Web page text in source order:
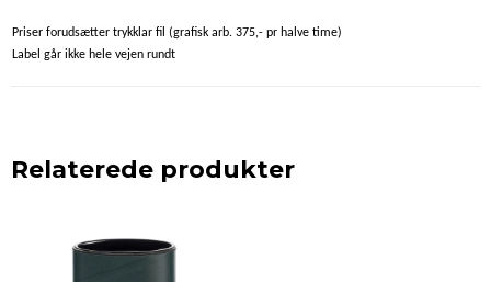
Priser forudsætter trykklar fil (grafisk arb. 375,- pr halve time)
Label går ikke hele vejen rundt
Relaterede produkter